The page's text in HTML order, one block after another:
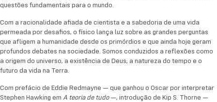
tempo.
questões fundamentais para o mundo.
Com a racionalidade afiada de cientista e a sabedoria de uma vida
permeada por desafios, o físico lança luz sobre as grandes perguntas
que afligem a humanidade desde os primórdios e que ainda hoje geram
profundos debates na sociedade. Somos conduzidos a reflexões como
a origem do universo, a existência de Deus, a natureza do tempo e o
futuro da vida na Terra.
Com prefácio de Eddie Redmayne — que ganhou o Oscar por interpretar
Stephen Hawking em A teoria de tudo—, introdução de Kip S. Thorne —